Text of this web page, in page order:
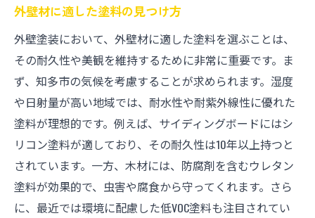
外壁材に適した塗料の見つけ方
外壁塗装において、外壁材に適した塗料を選ぶことは、
その耐久性や美観を維持するために非常に重要です。ま
ず、知多市の気候を考慮することが求められます。湿度
や日射量が高い地域では、耐水性や耐紫外線性に優れた
塗料が理想的です。例えば、サイディングボードにはシ
リコン塗料が適しており、その耐久性は10年以上持つと
されています。一方、木材には、防腐剤を含むウレタン
塗料が効果的で、虫害や腐食から守ってくれます。さら
に、最近では環境に配慮した低VOC塗料も注目されてい